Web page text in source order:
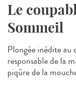
Le
Sommeil
Plongée inédite
responsable de la
piqûre de la